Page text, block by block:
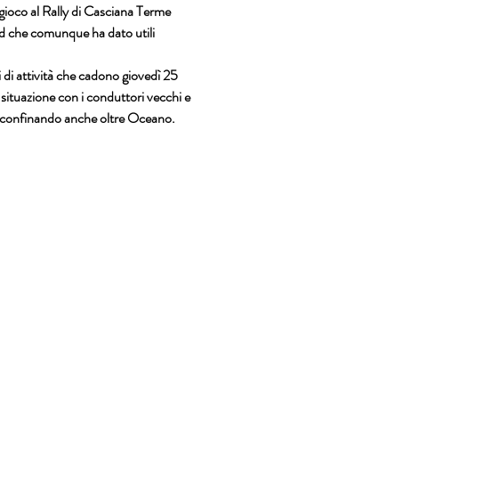
al Rally di Casciana Terme
che comunque ha dato utili
attività che cadono giovedì 25
con i conduttori vecchi e
anche oltre Oceano.